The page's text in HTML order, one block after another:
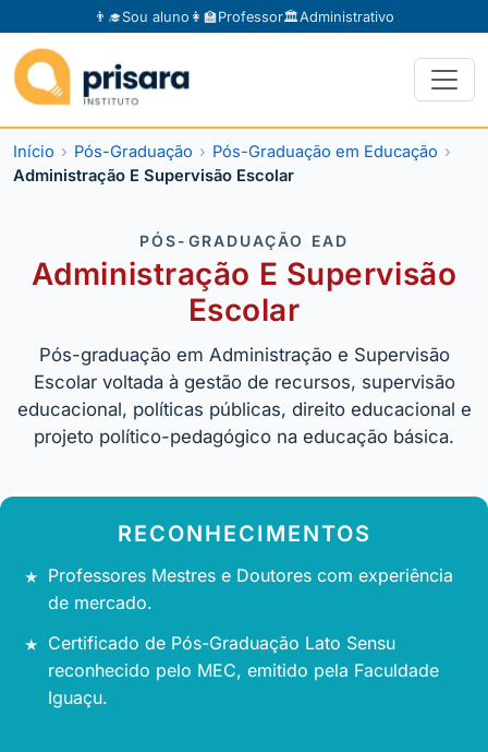
👨‍🎓Sou aluno 👩‍🏫Professor🏛️Administrativo
Início Pós-Graduação
Pós-Graduação em Educação
Administração E Supervisão Escolar
PÓS-GRADUAÇÃO EAD
Administração E Supervisão
Escolar
Pós-graduação em Administração e Supervisão
Escolar voltada à gestão de recursos, supervisão
educacional, políticas públicas, direito educacional e
projeto político-pedagógico na educação básica.
RECONHECIMENTOS
Professores Mestres e Doutores com experiência
de mercado.
Certificado de Pós-Graduação Lato Sensu
reconhecido pelo MEC, emitido pela Faculdade
Iguaçu.